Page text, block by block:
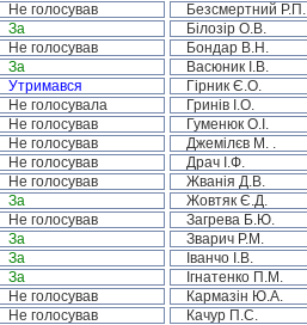
Не голосував Безсмертний Р.П.
За Білозір О.В.
Не голосував Бондар В.Н.
За Васюник І.В.
Утримався Гірник Є.О.
Не голосувала Гринів І.О.
Не голосував Гуменюк О.І.
Не голосував Джемілєв М. .
Не голосував Драч І.Ф.
Не голосував Жванія Д.В.
За Жовтяк Є.Д.
Не голосував Загрева Б.Ю.
За Зварич Р.М.
За Іванчо І.В.
За Ігнатенко П.М.
Не голосував Кармазін Ю.А.
Не голосував Качур П.С.